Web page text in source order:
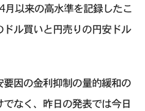
以来の高水準を記録したこ
ル買いと円売りの円安ドル
因の金利抑制の量的緩和の
なく、昨日の発表では今日